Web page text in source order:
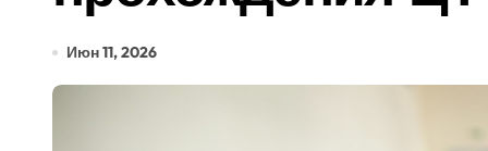
Июн 11, 2026